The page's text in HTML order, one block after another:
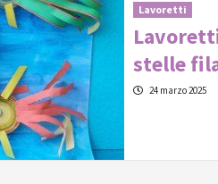
Lavoretti
stelle
24 marzo 2025